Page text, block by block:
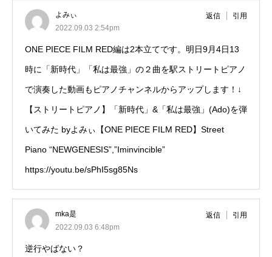
よみぃ
2022.09.03 2:54pm
返信 引用
ONE PIECE FILM RED編は2本立てです。明日9月4日13
時に「新時代」「私は最強」の２曲を駅ストリートピアノ
で演奏した動画もピアノチャンネルからアップします！↓
【ストリートピアノ】「新時代」&「私は最強」(Ado)を弾
いてみた byよみぃ【ONE PIECE FILM RED】Street
Piano “NEWGENESIS”,”Iminvincible”
https://youtu.be/sPhI5sg85Ns
mka是
2022.09.03 6:48pm
返信 引用
逆行やばない？